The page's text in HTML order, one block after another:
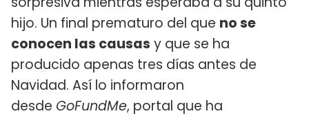
hijo. Un final prematuro del que no se
conocen las causas y que se ha
producido apenas tres días antes de
Navidad. Así lo informaron
desde GoFundMe, portal que ha